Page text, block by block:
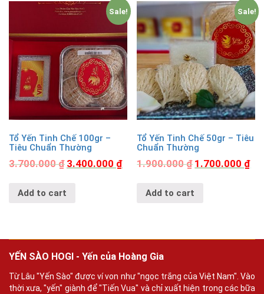
Sale!
Tổ Yến Tinh Chế 100gr –
Tiêu Chuẩn Thường
3.700.000₫ 3.400.000 ₫
Add to cart
Sale!
Tổ Yến Tinh Chế 50gr – Tiêu
Chuẩn Thường
1.900.000₫1.700.000 ₫
Add to cart
YẾN SÀO HOGI - Yến của Hoàng Gia
Từ Lâu "Yến Sào" được ví von như "ngọc trắng của Việt Nam". Vào
thời xưa, "yến" giành để "Tiến Vua" và chỉ xuất hiện trong các bữa